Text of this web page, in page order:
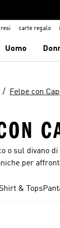
carte regalo
Uomo
Felpe con
o sul divano
per
Shirt & Tops